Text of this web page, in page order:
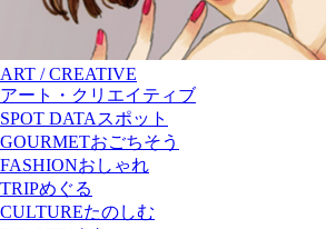
ART / CREATIVE
アート・クリエイティブ
SPOT DATA スポット
GOURMETおごちそう
FASHIONおしゃれ
TRIPめぐる
CULTUREたのしむ